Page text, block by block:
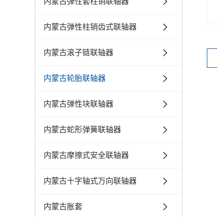
内蒙古弹性柱销齿式联轴器
内蒙古滚子链联轴器
内蒙古轮胎联轴器
内蒙古弹性块联轴器
内蒙古蛇形弹簧联轴器
内蒙古摩擦式安全联轴器
内蒙古十字轴式万向联轴器
内蒙古胀套